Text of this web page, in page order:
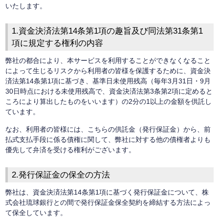
いたします。
1.資金決済法第14条第1項の趣旨及び同法第31条第1
項に規定する権利の内容
弊社の都合により、本サービスを利用することができなくなること
によって生じるリスクから利用者の皆様を保護するために、資金決
済法第14条第1項に基づき、基準日未使用残高（毎年3月31日・9月
30日時点における未使用残高で、資金決済法第3条第2項に定めると
ころにより算出したものをいいます）の2分の1以上の金額を供託し
ています。
なお、利用者の皆様には、こちらの供託金（発行保証金）から、前
払式支払手段に係る債権に関して、弊社に対する他の債権者よりも
優先して弁済を受ける権利がございます。
2.発行保証金の保全の方法
弊社は、資金決済法第14条第1項に基づく発行保証金について、株
式会社琉球銀行との間で発行保証金保全契約を締結する方法によっ
て保全しています。